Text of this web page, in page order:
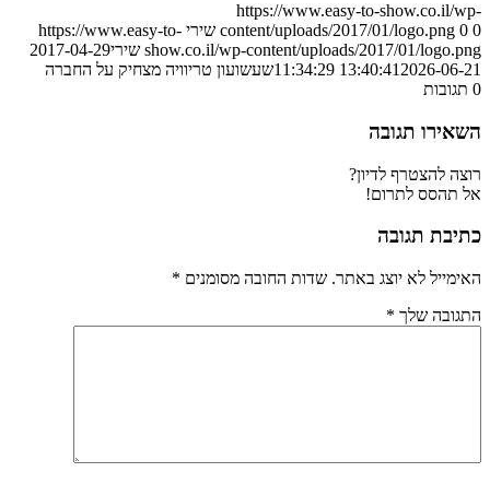
https://www.easy-to-show.co.il/wp-
content/uploads/2017/01/logo.png 0 0 שירי https://www.easy-to-
show.co.il/wp-content/uploads/2017/01/logo.png שירי2017-04-29
13:40:41 2026-06-21 11:34:29
שעשועון טריוויה מצחיק על החברה
0 תגובות
השאירו תגובה
רוצה להצטרף לדיון?
אל תהסס לתרום!
כתיבת תגובה
האימייל לא יוצג באתר. שדות החובה מסומנים *
התגובה שלך *